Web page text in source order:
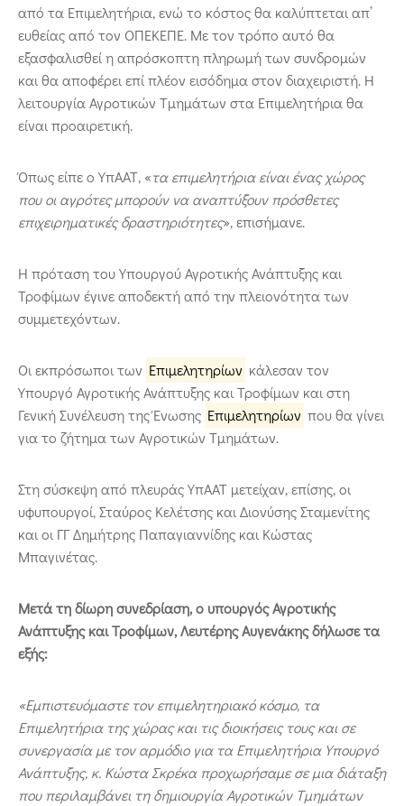
από τα Επιμελητήρια, ενώ το κόστος θα καλύπτεται απ’
ευθείας από τον ΟΠΕΚΕΠΕ. Με τον τρόπο αυτό θα
εξασφαλισθεί η απρόσκοπτη πληρωμή των συνδρομών
και θα αποφέρει επί πλέον εισόδημα στον διαχειριστή. Η
λειτουργία Αγροτικών Τμημάτων στα Επιμελητήρια θα
είναι προαιρετική.
Όπως είπε ο ΥπΑΑΤ, «τα επιμελητήρια είναι ένας χώρος
που οι αγρότες μπορούν να αναπτύξουν πρόσθετες
επιχειρηματικές δραστηριότητες», επισήμανε.
Η πρόταση του Υπουργού Αγροτικής Ανάπτυξης και
Τροφίμων έγινε αποδεκτή από την πλειονότητα των
συμμετεχόντων.
Οι εκπρόσωποι των Επιμελητηρίων κάλεσαν τον
Υπουργό Αγροτικής Ανάπτυξης και Τροφίμων και στη
Γενική Συνέλευση της Ένωσης Επιμελητηρίων που θα γίνει
για το ζήτημα των Αγροτικών Τμημάτων.
Στη σύσκεψη από πλευράς ΥπΑΑΤ μετείχαν, επίσης, οι
υφυπουργοί, Σταύρος Κελέτσης και Διονύσης Σταμενίτης
και οι ΓΓ Δημήτρης Παπαγιαννίδης και Κώστας
Μπαγινέτας.
Μετά τη δίωρη συνεδρίαση, ο υπουργός Αγροτικής
Ανάπτυξης και Τροφίμων, Λευτέρης Αυγενάκης δήλωσε τα
εξής:
«Εμπιστευόμαστε τον επιμελητηριακό κόσμο, τα
Επιμελητήρια της χώρας και τις διοικήσεις τους και σε
συνεργασία με τον αρμόδιο για τα Επιμελητήρια Υπουργό
Ανάπτυξης, κ. Κώστα Σκρέκα προχωρήσαμε σε μια διάταξη
που περιλαμβάνει τη δημιουργία Αγροτικών Τμημάτων